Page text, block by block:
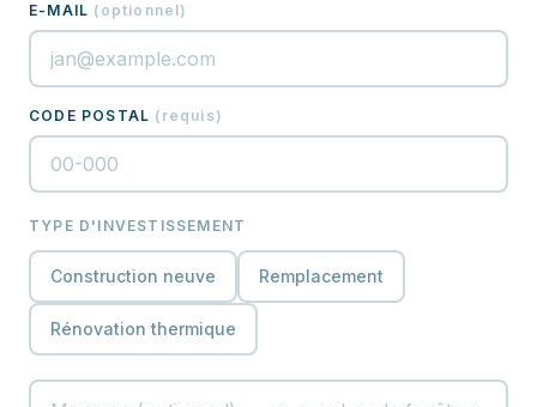
E-MAIL ( optionnel)
CODE POSTAL ( requis)
TYPE D'INVESTISSEMENT
Construction neuve Remplacement
Rénovation thermique